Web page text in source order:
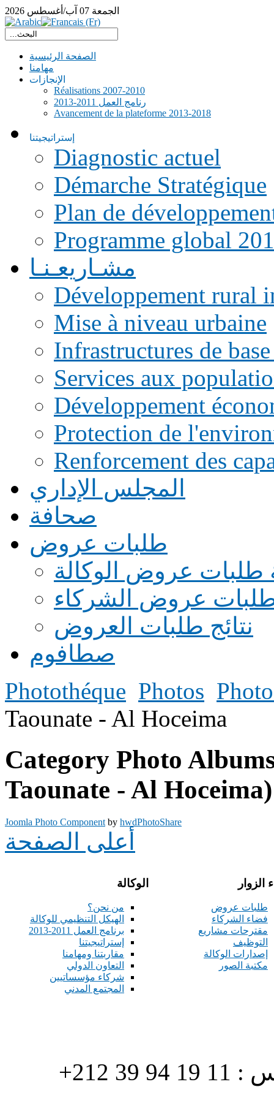
الجمعة 07 آب/أغسطس 2026
الصفحة الرئيسية
مهامنا
الإنجازات
Réalisations 2007-2010
رنامج العمل 2011-2013
Avancement de la plateforme 2013-2018
إستراتيجيتنا
Diagnostic actuel
Démarche Stratégique
Plan de
Programme global
مشـاريعـنـا
Développement rural
Mise à niveau urbaine
Infrastructures de
Services aux
Développement
Protection de
Renforcement des
المجلس الإداري
صحافة
طلبات عروض
طلبات عروض الوكالة
طلبات عروض الشركاء
نتائج طلبات العروض
صطافوم
Photothéque Photos
Taounate - Al Hoceima
Category Photo
Taounate - Al Hoceima)
Joomla Photo Component by hwdPhotoShare
أعلى الصفحة
الوكالة
من نحن؟
الهيكل التنظيمي للوكالة
برنامج العمل 2011-2013
إستراتيجيتنا
مقاربتنا ومهامنا
التعاون الدولي
شركاء مؤسساتيين
المجتمع المدني
الزوار
طلبات عروض
فضاء الشركاء
مقترحات مشاريع
التوظيف
إصدارات الوكالة
مكتبة الصور
هاتف : 90/88 32 94 39 212+ فاكس : 11 19 94 39 212+